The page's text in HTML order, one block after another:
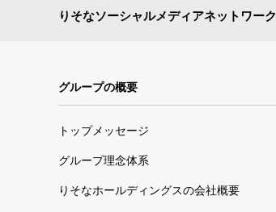
りそなソーシャルメディアネットワーク
グループの概要
トップメッセージ
グループ理念体系
りそなホールディングスの会社概要